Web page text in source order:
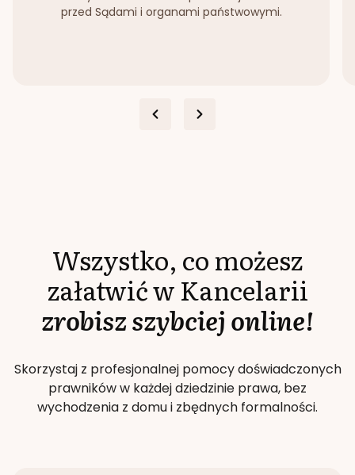
przed Sądami i organami państwowymi.
Wszystko, co możesz
załatwić w Kancelarii
zrobisz szybciej online!
Skorzystaj z profesjonalnej pomocy doświadczonych
prawników w każdej dziedzinie prawa, bez
wychodzenia z domu i zbędnych formalności.